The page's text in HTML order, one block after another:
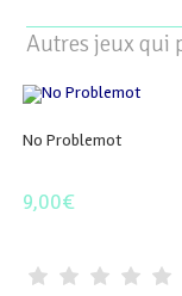
Autres jeux qui
No Problemot
9,00€